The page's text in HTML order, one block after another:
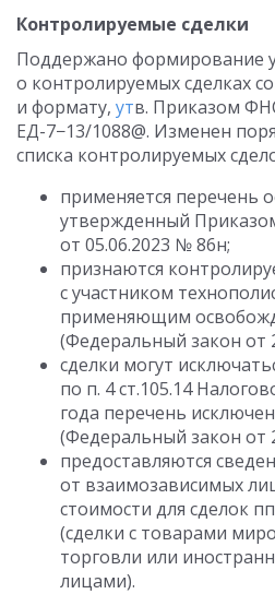
Контролируемые сделки
Поддержано формирование
о контролируемых сделках
и формату, утв. Приказом
ЕД-7−13/1088@. Изменен
списка контролируемых
применяется перечень
утвержденный
от 05.06.2023 № 86н;
признаются
с участником
применяющим
(Федеральный закон от
сделки могут
по п. 4 ст.105.14
года перечень
(Федеральный закон от
предоставляются
от взаимозависимых
стоимости для сделок
(сделки с товарами
торговли или
лицами).